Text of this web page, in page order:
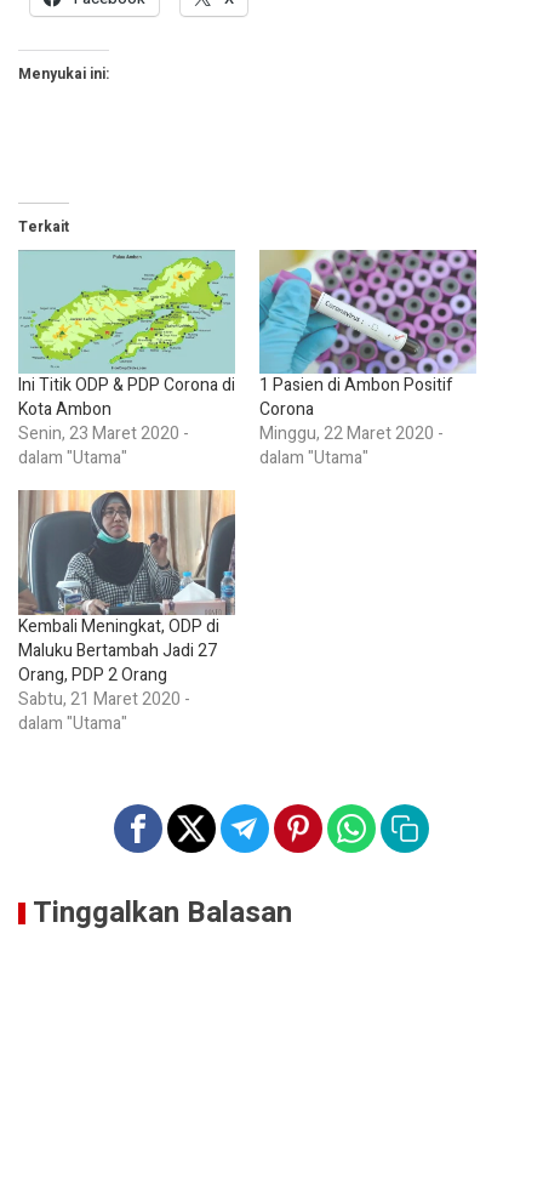
Menyukai ini:
Terkait
Ini Titik ODP & PDP Corona di
Kota Ambon
Senin, 23 Maret 2020 -
dalam "Utama"
1 Pasien di Ambon Positif
Corona
Minggu, 22 Maret 2020 -
dalam "Utama"
Kembali Meningkat, ODP di
Maluku Bertambah Jadi 27
Orang, PDP 2 Orang
Sabtu, 21 Maret 2020 -
dalam "Utama"
Tinggalkan Balasan